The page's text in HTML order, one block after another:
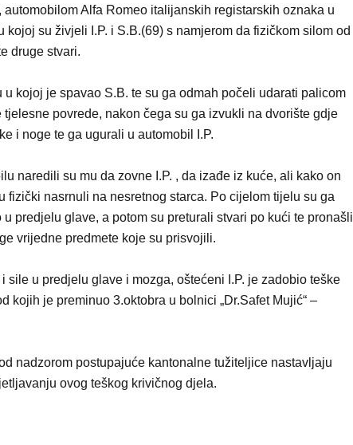
Alfa Romeo italijanskih registarskih oznaka u
su živjeli I.P. i S.B.(69) s namjerom da fizičkom silom od
druge stvari.
kojoj je spavao S.B. te su ga odmah počeli udarati palicom
povrede, nakon čega su ga izvukli na dvorište gdje
i noge te ga ugurali u automobil I.P.
naredili su mu da zovne I.P. , da izađe iz kuće, ali kako on
fizički nasrnuli na nesretnog starca. Po cijelom tijelu su ga
predjelu glave, a potom su preturali stvari po kući te pronašli
vrijedne predmete koje su prisvojili.
u predjelu glave i mozga, oštećeni I.P. je zadobio teške
kojih je preminuo 3.oktobra u bolnici „Dr.Safet Mujić“ –
nadzorom postupajuće kantonalne tužiteljice nastavljaju
ovog teškog krivičnog djela.